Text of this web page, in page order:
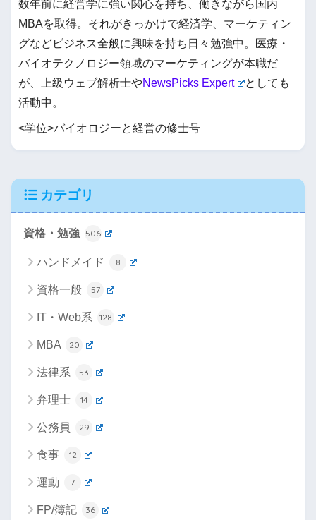
数年前に経営学に強い関心を持ち、働きながら国内
MBAを取得。それがきっかけで経済学、マーケティン
グなどビジネス全般に興味を持ち日々勉強中。医療・
バイオテクノロジー領域のマーケティングが本職だ
が、上級ウェブ解析士やNewsPicks Expert
としても
活動中。
<学位>バイオロジーと経営の修士号
カテゴリ
資格・勉強 506
ハンドメイド 8
資格一般 57
IT・Web系 128
MBA 20
法律系 53
弁理士 14
公務員 29
食事 12
運動 7
FP/簿記 36